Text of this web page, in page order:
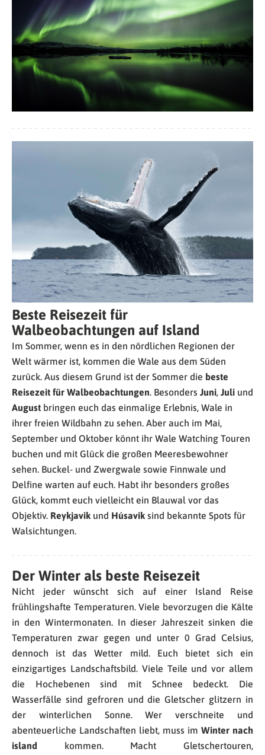
Beste Reisezeit für
Walbeobachtungen auf Island
Im Sommer, wenn es in den nördlichen Regionen der
Welt wärmer ist, kommen die Wale aus dem Süden
zurück. Aus diesem Grund ist der Sommer die beste
Reisezeit für Walbeobachtungen. Besonders Juni, Juli und
August bringen euch das einmalige Erlebnis, Wale in
ihrer freien Wildbahn zu sehen. Aber auch im Mai,
September und Oktober könnt ihr Wale Watching Touren
buchen und mit Glück die großen Meeresbewohner
sehen. Buckel- und Zwergwale sowie Finnwale und
Delfine warten auf euch. Habt ihr besonders großes
Glück, kommt euch vielleicht ein Blauwal vor das
Objektiv. Reykjavik und Húsavik sind bekannte Spots für
Walsichtungen.
Der Winter als beste Reisezeit
Nicht jeder wünscht sich auf einer Island Reise
frühlingshafte Temperaturen. Viele bevorzugen die Kälte
in den Wintermonaten. In dieser Jahreszeit sinken die
Temperaturen zwar gegen und unter 0 Grad Celsius,
dennoch ist das Wetter mild. Euch bietet sich ein
einzigartiges Landschaftsbild. Viele Teile und vor allem
die Hochebenen sind mit Schnee bedeckt. Die
Wasserfälle sind gefroren und die Gletscher glitzern in
der winterlichen Sonne. Wer verschneite und
abenteuerliche Landschaften liebt, muss im Winter nach
island kommen. Macht Gletschertouren,